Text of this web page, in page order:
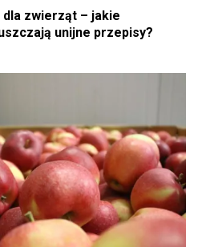
dla zwierząt – jakie
unijne przepisy?